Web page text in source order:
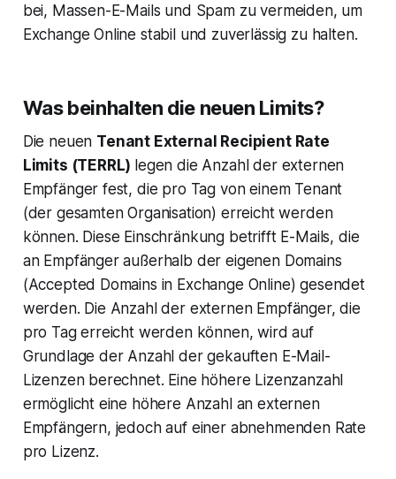
bei, Massen-E-Mails und Spam zu vermeiden, um
Exchange Online stabil und zuverlässig zu halten.
Was beinhalten die neuen Limits?
Die neuen Tenant External Recipient Rate
Limits (TERRL) legen die Anzahl der externen
Empfänger fest, die pro Tag von einem Tenant
(der gesamten Organisation) erreicht werden
können. Diese Einschränkung betrifft E-Mails, die
an Empfänger außerhalb der eigenen Domains
(Accepted Domains in Exchange Online) gesendet
werden. Die Anzahl der externen Empfänger, die
pro Tag erreicht werden können, wird auf
Grundlage der Anzahl der gekauften E-Mail-
Lizenzen berechnet. Eine höhere Lizenzanzahl
ermöglicht eine höhere Anzahl an externen
Empfängern, jedoch auf einer abnehmenden Rate
pro Lizenz.